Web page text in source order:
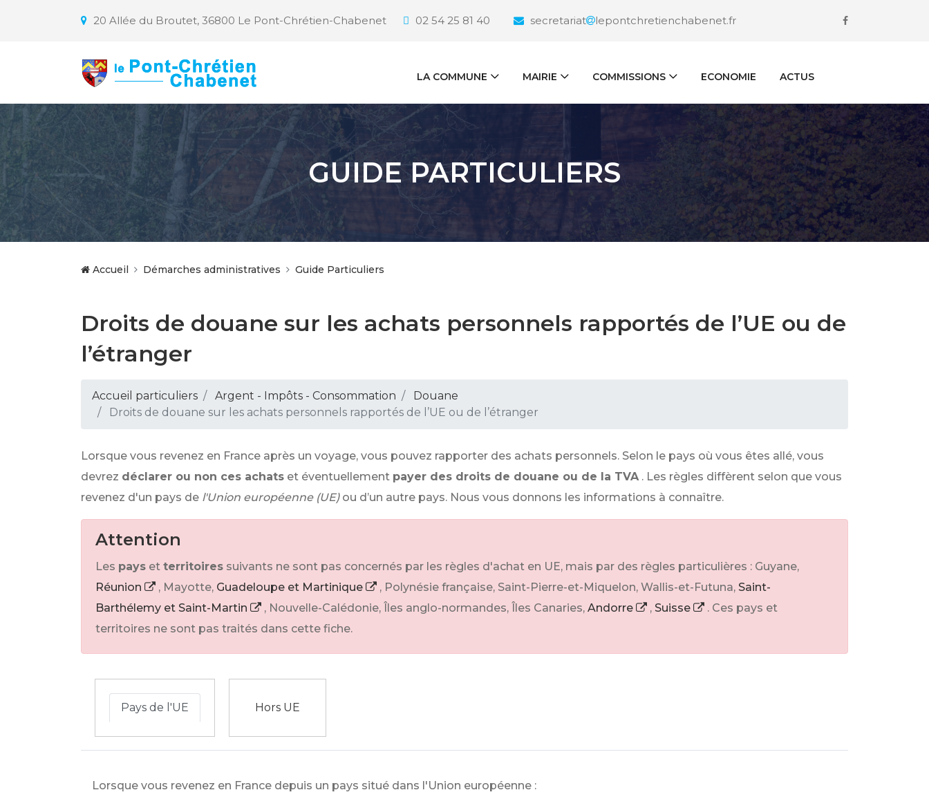
20 Allée du Broutet, 36800 Le Pont-Chrétien-Chabenet 02 54 25 81 40 secretariat lepontchretienchabenet.fr
LA COMMUNE MAIRIE COMMISSIONS ECONOMIE ACTUS
GUIDE PARTICULIERS
Accueil Démarches administratives Guide Particuliers
Droits de douane sur les achats personnels rapportés de l’UE ou de
l’étranger
Accueil particuliers Argent - Impôts - Consommation
Douane
Droits de douane sur les achats personnels rapportés de l’UE ou de l’étranger
Lorsque vous revenez en France après un voyage, vous pouvez rapporter des achats personnels. Selon le pays où vous êtes allé, vous
devrez déclarer ou non ces achats et éventuellement payer des droits de douane ou de la TVA . Les règles diffèrent selon que vous
revenez d'un pays de l'Union européenne (UE) ou d’un autre pays. Nous vous donnons les informations à connaître.
Attention
Les pays et territoires suivants ne sont pas concernés par les règles d'achat en UE, mais par des règles particulières : Guyane,
Réunion
, Mayotte, Guadeloupe et Martinique , Polynésie française, Saint-Pierre-et-Miquelon, Wallis-et-Futuna, Saint-
Barthélemy et Saint-Martin
, Nouvelle-Calédonie, Îles anglo-normandes, Îles Canaries, Andorre , Suisse
. Ces pays et
territoires ne sont pas traités dans cette fiche.
Pays de l'UE Hors UE
Lorsque vous revenez en France depuis un pays situé dans l'Union européenne :